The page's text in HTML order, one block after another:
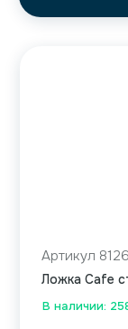
В наличии:
Артикул
Ложка Cafe